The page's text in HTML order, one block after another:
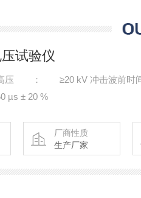
试验仪
高压 ： ≥20 kV 冲击波前
± 20 %
厂商性质
生产厂家